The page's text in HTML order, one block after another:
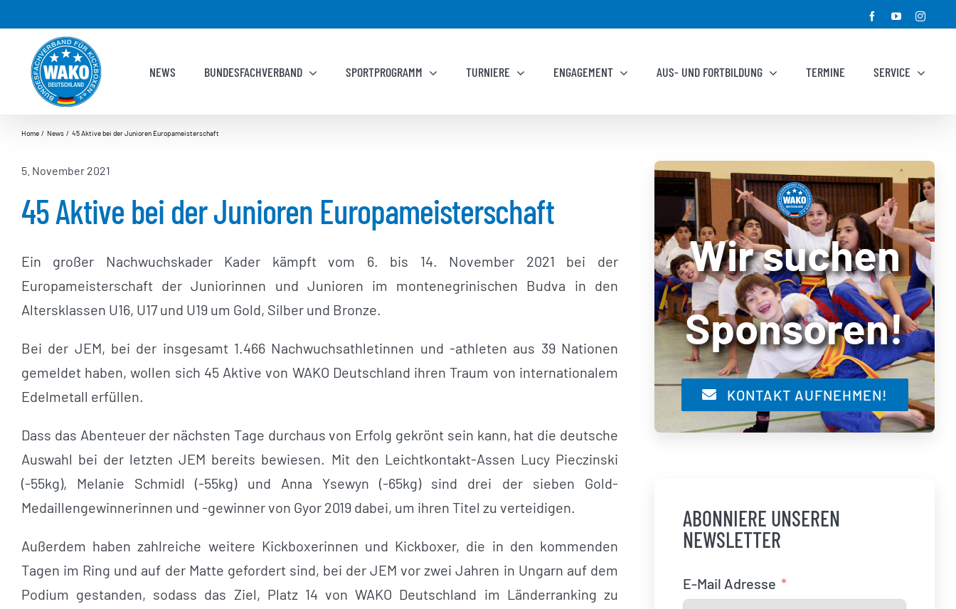
springen
FacebookYouTube
NEWS BUNDESFACHVERBAND SPORTPROGRAMM TURNIERE ENGAGEMENT AUS- UND FORTBILDUNG TERMINE SERVICE
Home News 45 Aktive bei der Junioren Europameisterschaft
5. November 2021
45 Aktive bei der Junioren Europameisterschaft
Ein großer Nachwuchskader Kader kämpft vom 6. bis 14. November 2021 bei der
Europameisterschaft der Juniorinnen und Junioren im montenegrinischen Budva in den
Altersklassen U16, U17 und U19 um Gold, Silber und Bronze.
Bei der JEM, bei der insgesamt 1.466 Nachwuchsathletinnen und -athleten aus 39 Nationen
gemeldet haben, wollen sich 45 Aktive von WAKO Deutschland ihren Traum von internationalem
Edelmetall erfüllen.
Dass das Abenteuer der nächsten Tage durchaus von Erfolg gekrönt sein kann, hat die deutsche
Auswahl bei der letzten JEM bereits bewiesen. Mit den Leichtkontakt-Assen Lucy Pieczinski
(-55kg), Melanie Schmidl (-55kg) und Anna Ysewyn (-65kg) sind drei der sieben Gold-
Medaillengewinnerinnen und -gewinner von Gyor 2019 dabei, um ihren Titel zu verteidigen.
Außerdem haben zahlreiche weitere Kickboxerinnen und Kickboxer, die in den kommenden
Tagen im Ring und auf der Matte gefordert sind, bei der JEM vor zwei Jahren in Ungarn auf dem
Podium gestanden, sodass das Ziel, Platz 14 von WAKO Deutschland im Länderranking zu
Wir suchen
Sponsoren!
KONTAKT AUFNEHMEN!
ABONNIERE UNSEREN
NEWSLETTER
E-Mail Adresse